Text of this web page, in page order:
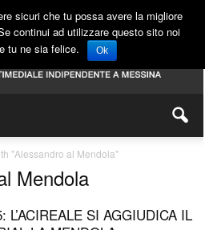
"Alessandro al Mendola"
Mendola
L’ACIREALE SI AGGIUDICA IL
sicuri che tu possa avere la migliore
continui ad utilizzare questo sito noi
tu ne sia felice.
Ok